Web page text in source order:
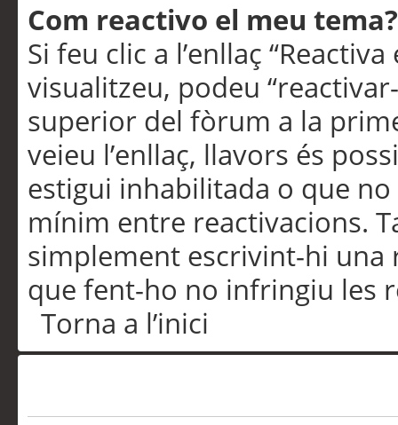
Com reactivo el meu tema?
Si feu clic a l’enllaç
visualitzeu, podeu
superior del fòrum a la
veieu l’enllaç, llavors és
estigui inhabilitada o que
mínim entre reactivacions.
simplement escrivint-hi una
que fent-ho no infringiu les
Torna a l’inici